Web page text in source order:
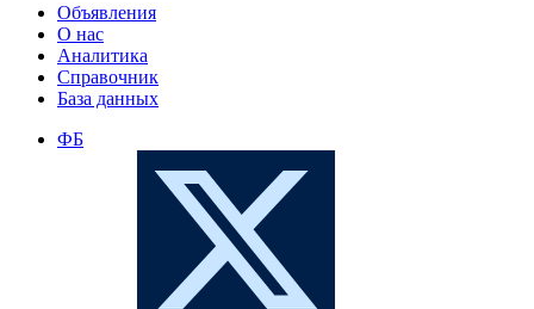
Объявления
О нас
Аналитика
Справочник
База данных
ФБ